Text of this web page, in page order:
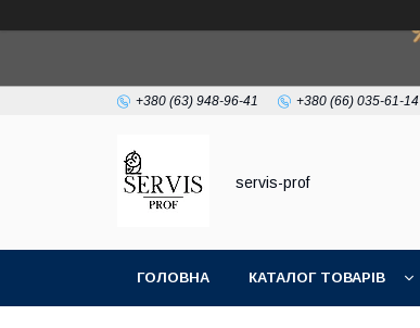
+380 (63) 948-96-41 +380 (66) 035-61-14
servis-prof
ГОЛОВНА КАТАЛОГ ТОВАРІВ